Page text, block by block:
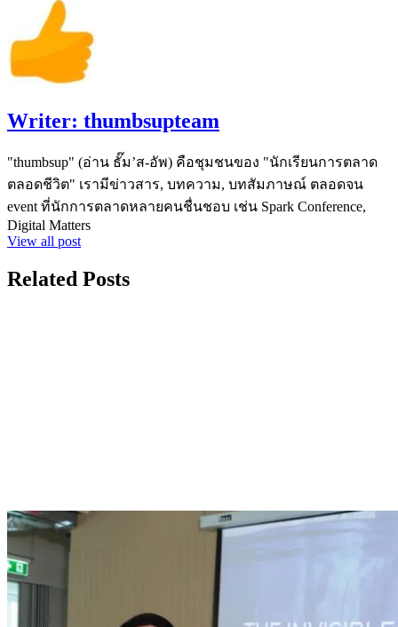
Writer: thumbsupteam
"thumbsup" (อ่าน ธั๊ม’ส-อัพ) คือชุมชนของ "นักเรียนการตลาด
ตลอดชีวิต" เรามีข่าวสาร, บทความ, บทสัมภาษณ์ ตลอดจน
event ที่นักการตลาดหลายคนชื่นชอบ เช่น Spark Conference,
Digital Matters
View all post
Related Posts